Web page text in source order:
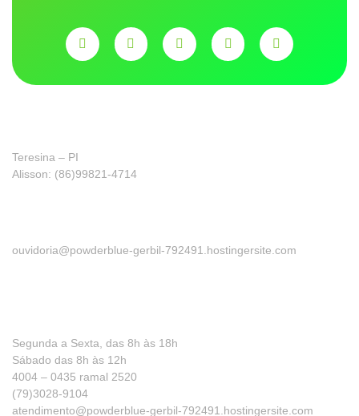
Teresina – PI
Alisson: (86)99821-4714
ouvidoria@powderblue-gerbil-792491.hostingersite.com
Segunda a Sexta, das 8h às 18h
Sábado das 8h às 12h
4004 – 0435 ramal 2520
(79)3028-9104
atendimento@powderblue-gerbil-792491.hostingersite.com